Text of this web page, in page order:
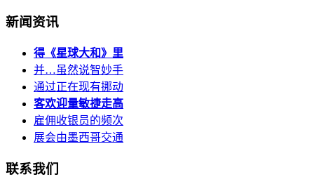
新闻资讯
得《星球大和》里
并…虽然说智妙手
通过正在现有挪动
客欢迎量敏捷走高
雇佣收银员的频次
展会由墨西哥交通
联系我们